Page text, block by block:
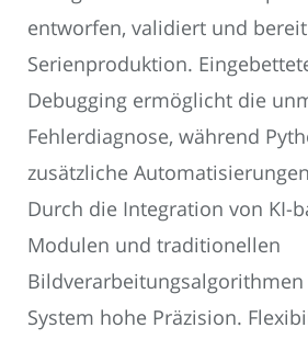
entworfen, validiert und
Serienproduktion.
Debugging ermöglicht die
Fehlerdiagnose, während
zusätzliche
Durch die Integration von KI-
Modulen und traditionellen
System hohe Präzision.